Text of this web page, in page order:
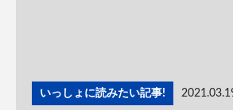
いっしょに読みたい記事!